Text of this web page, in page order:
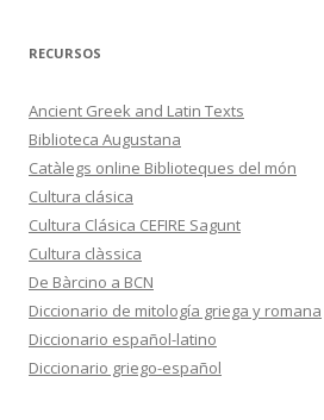
RECURSOS
Ancient Greek and Latin Texts
Biblioteca Augustana
Catàlegs online Biblioteques del món
Cultura clásica
Cultura Clásica CEFIRE Sagunt
Cultura clàssica
De Bàrcino a BCN
Diccionario de mitología griega y romana
Diccionario español-latino
Diccionario griego-español